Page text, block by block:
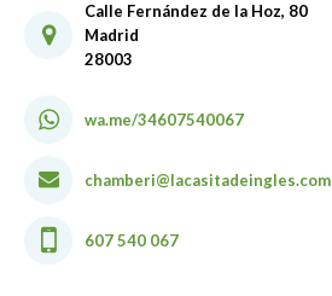
Calle Fernández de la Hoz, 80
Madrid
28003
wa.me/34607540067
chamberi@lacasitadeingles.com
607 540 067